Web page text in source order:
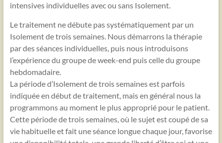
intensives individuelles avec ou sans Isolement.
Le traitement ne débute pas systématiquement par un
Isolement de trois semaines. Nous démarrons la thérapie
par des séances individuelles, puis nous introduisons
l’expérience du groupe de week-end puis celle du groupe
hebdomadaire.
La période d’Isolement de trois semaines est parfois
indiquée en début de traitement, mais en général nous la
programmons au moment le plus approprié pour le patient.
Cette période de trois semaines, où le sujet est coupé de sa
vie habituelle et fait une séance longue chaque jour, favorise